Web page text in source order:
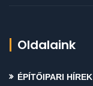
Oldalaink
ÉPÍTŐIPARI HÍREK